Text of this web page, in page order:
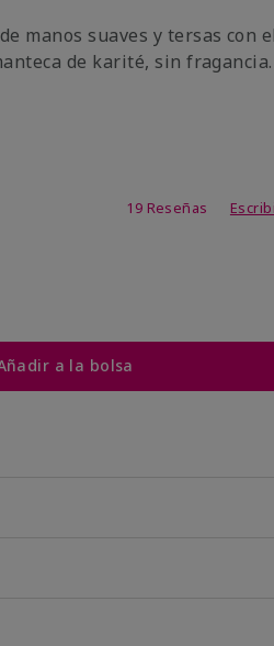
manos suaves y tersas con
de karité, sin fragancia.
5
19 Reseñas
a la bolsa